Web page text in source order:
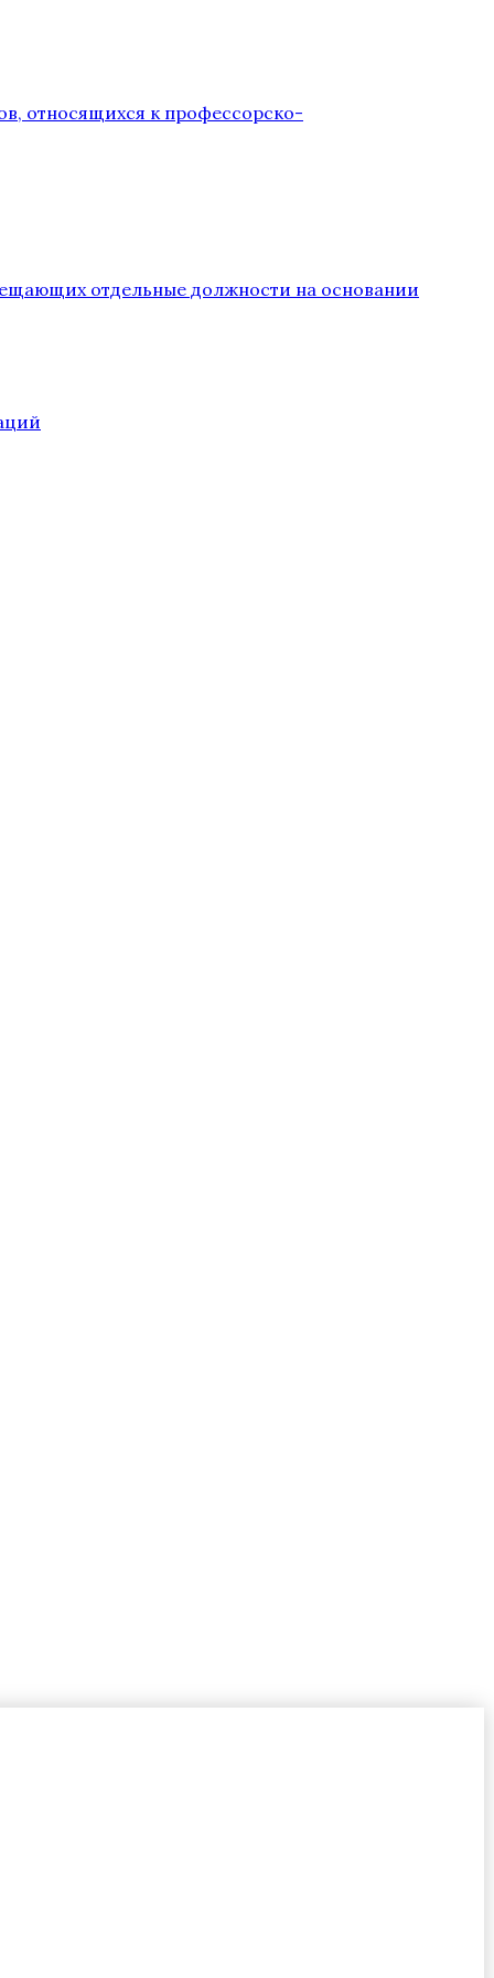
относящихся к профессорско-
отдельные должности на основании